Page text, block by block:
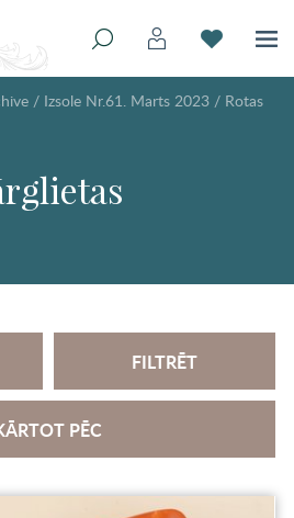
/ Izsole Nr.61. Marts 2023 / Rotas
FILTRĒT
PĒC